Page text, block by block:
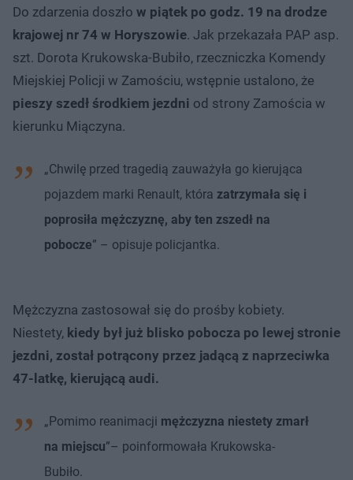
Do zdarzenia doszło w piątek po godz. 19 na drodze
krajowej nr 74 w Horyszowie. Jak przekazała PAP asp.
szt. Dorota Krukowska-Bubiło, rzeczniczka Komendy
Miejskiej Policji w Zamościu, wstępnie ustalono, że
pieszy szedł środkiem jezdni od strony Zamościa w
kierunku Miączyna.
„Chwilę przed tragedią zauważyła go kierująca
pojazdem marki Renault, która zatrzymała się i
poprosiła mężczyznę, aby ten zszedł na
pobocze” – opisuje policjantka.
Mężczyzna zastosował się do prośby kobiety.
Niestety, kiedy był już blisko pobocza po lewej stronie
jezdni, został potrącony przez jadącą z naprzeciwka
47-latkę, kierującą audi.
„Pomimo reanimacji mężczyzna niestety zmarł
na miejscu”– poinformowała Krukowska-
Bubiło.